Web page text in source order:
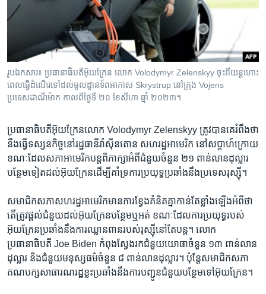
សម្ព័ន្ធ​
រំលង​
ទៅ​
កាន់​
ទំព័រ​
ស្វែង​
Khmer English
បណ្តាញ​សង្គម
ភាសា
រូបឯកសារ៖ ប្រធានាធិបតីអ៊ុយក្រែន លោក Volodymyr Zelenskyy ចុះពីយន្តហោះ
ពេលធ្វើដំណើរទៅដល់មូលដ្ឋានទ័ពអាកាស Skrystrup នៅក្រុង Vojens
ប្រទេសដាណឺម៉ាក កាលពីថ្ងៃទី ២០ ខែសីហា ឆ្នាំ ២០២៣។
ប្រធានាធិបតី​អ៊ុយក្រែន​លោក Volodymyr Zelenskyy​ ត្រូវ​បាន​គេរំពឹង​ថា​
នឹង​ធ្វើ​ទស្សនកិច្ច​នៅ​រដ្ឋធានី​វ៉ាស៊ីនតោន​ សហរដ្ឋ​អាមេរិក នៅ​សប្តាហ៍​ក្រោយ
​ខណៈ​ដែល​សភា​អាមេរិក​បន្ត​ពិភាក្សា​អំពី​ជំនួយ​ចំនួន​ ២១​ ពាន់​លាន​ដុល្លារ​
បន្ថែម​ទៀត​ដល់​អ៊ុយក្រែន​ដើម្បី​គាំទ្រ​ការប្រយុទ្ធ​ប្រឆាំង​នឹង​ប្រទេស​រុស្ស៊ី។
សមាជិក​សភា​សហរដ្ឋ​អាមេរិក​មាន​ការខ្វែងគំនិត​គ្នា​កាន់តែ​ខ្លាំង​ឡើង​អំពី​ថា ​
តើ​ត្រូវ​ផ្តល់​ជំនួយ​ដល់​អ៊ុយក្រែន​បន្ថែម​ឬ​អត់​ ខណៈដែល​ការ​ប្រយុទ្ធ​របស់​
អ៊ុយក្រែន​ប្រឆាំង​នឹង​ការ​ឈ្លានពាន​របស់​រុស្ស៊ី​នៅតែ​បន្ត។ លោក​
ប្រធានាធិបតី Joe Biden ​កំពុង​ស្វែងរក​ជំនួយ​យោធា​ចំនួន​ ១៣ ​ពាន់​លាន​
ដុល្លារ​ និង​ជំនួយ​មនុស្សធម៌​ចំនួន​ ៨ ​ពាន់​លាន​ដុល្លារ។ ប៉ុន្តែ​សមាជិក​សភា​
គណបក្ស​សាធារណរដ្ឋ​ខ្លះ​ប្រឆាំង​នឹង​ការ​បញ្ជូន​ជំនួយ​បន្ថែម​ទៅ​អ៊ុយក្រែន។